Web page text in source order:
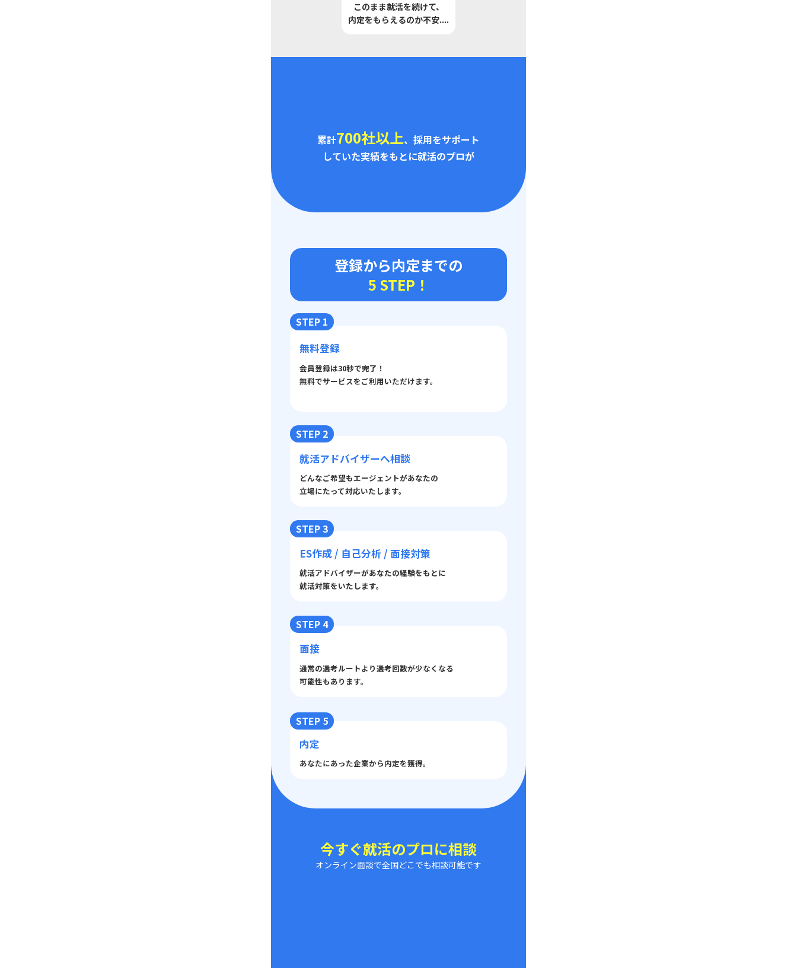
このまま就活を続けて、
内定をもらえるのか不安....
累計700社以上、採用をサポート
していた実績をもとに就活のプロが
登録から内定までの
5 STEP！
STEP 1
無料登録
会員登録は30秒で完了！
無料でサービスをご利用いただけます。
STEP 2
就活アドバイザーへ相談
どんなご希望もエージェントがあなたの
立場にたって対応いたします。
STEP 3
ES作成 / 自己分析 / 面接対策
就活アドバイザーがあなたの経験をもとに
就活対策をいたします。
STEP 4
面接
通常の選考ルートより選考回数が少なくなる
可能性もあります。
STEP 5
内定
あなたにあった企業から内定を獲得。
今すぐ就活のプロに相談
オンライン面談で全国どこでも相談可能です